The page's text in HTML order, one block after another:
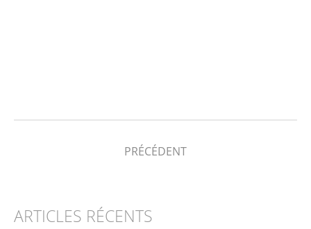
PRÉCÉDENT
ARTICLES RÉCENTS